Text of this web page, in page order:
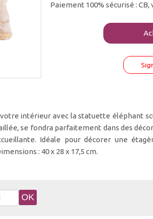
Paiement 100% sécurisé :
intérieur avec la statuette éléphant
se fondra parfaitement dans des
Idéale pour décorer une
: 40 x 28 x 17,5 cm.